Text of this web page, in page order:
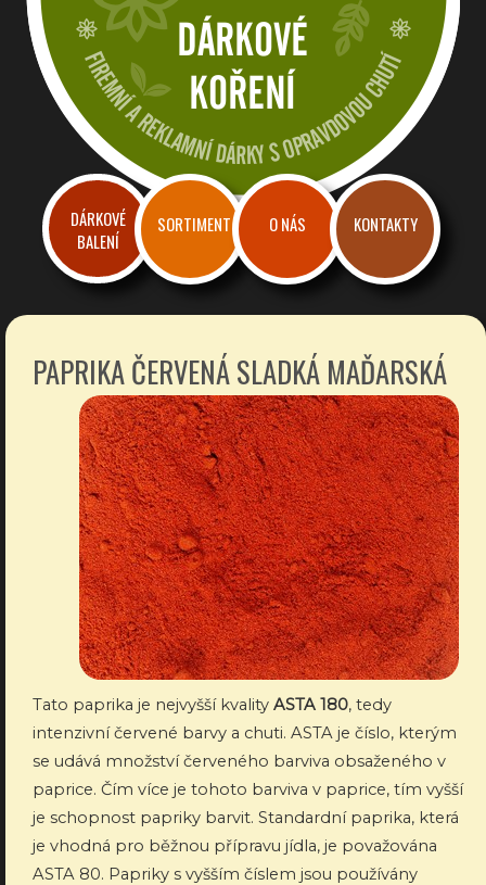
Dárkové a reklamní koření
Firemní dárky a reklama s chutí
DÁRKOVÉ
BALENÍ
SORTIMENT O NÁS KONTAKTY
PAPRIKA ČERVENÁ SLADKÁ MAĎARSKÁ
Tato paprika je nejvyšší kvality ASTA 180, tedy
intenzivní červené barvy a chuti. ASTA je číslo, kterým
se udává množství červeného barviva obsaženého v
paprice. Čím více je tohoto barviva v paprice, tím vyšší
je schopnost papriky barvit. Standardní paprika, která
je vhodná pro běžnou přípravu jídla, je považována
ASTA 80. Papriky s vyšším číslem jsou používány